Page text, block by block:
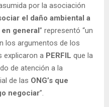
por la asociación
el daño ambiental a
general” representó “un
los argumentos de los
explicaron a PERFIL que la
de atención a la
de las ONG’s que
negociar”.